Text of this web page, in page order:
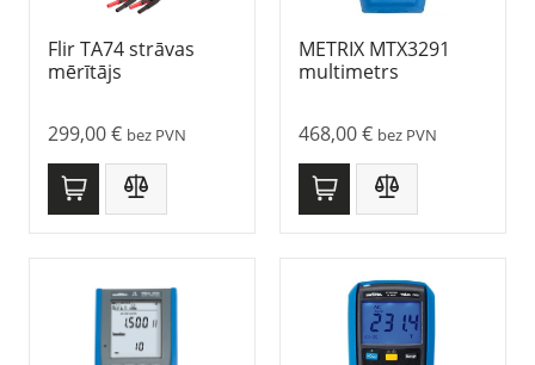
Flir TA74 strāvas
mērītājs
299,00€ bez PVN
METRIX MTX3291
multimetrs
468,00€ bez PVN